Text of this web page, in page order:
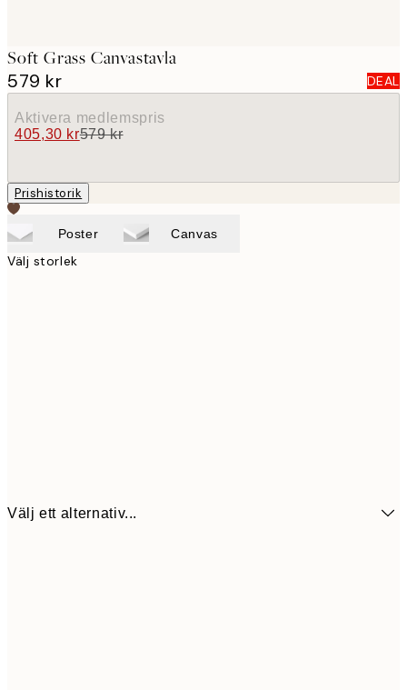
Soft Grass Canvastavla
579 kr DEAL
Aktivera medlemspris
405,30 kr579 kr
Prishistorik
Poster Canvas
Välj storlek
Välj ett alternativ...